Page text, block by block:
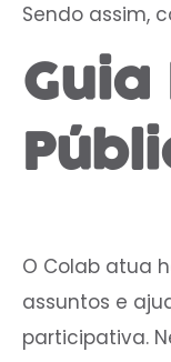
Sendo assim,
O Colab atua
assuntos e
participativa.